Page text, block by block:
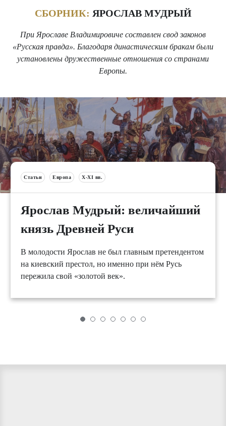
СБОРНИК: ЯРОСЛАВ МУДРЫЙ
При Ярославе Владимировиче составлен свод законов
«Русская правда». Благодаря династическим бракам были
установлены дружественные отношения со странами
Европы.
Статьи Европа X-XI вв.
Ярослав Мудрый: величайший
князь Древней Руси
В молодости Ярослав не был главным претендентом
на киевский престол, но именно при нём Русь
пережила свой «золотой век».